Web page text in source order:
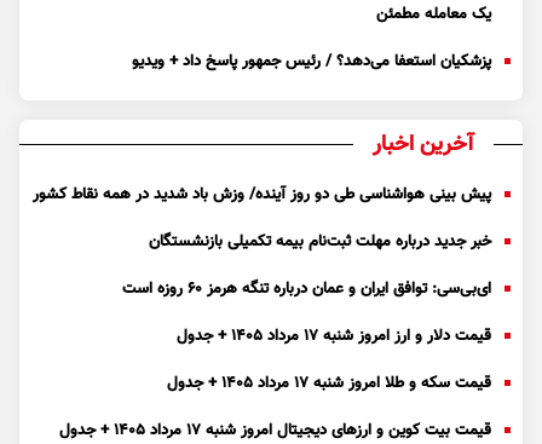
یک معامله مطمئن
پزشکیان استعفا می‌دهد؟ / رئیس جمهور پاسخ داد + ویدیو
آخرین اخبار
پیش بینی هواشناسی طی دو روز آینده/ وزش باد شدید در همه نقاط کشور
خبر جدید درباره مهلت ثبت‌نام بیمه تکمیلی بازنشستگان
ای‌بی‌سی: توافق ایران و عمان درباره تنگه هرمز ۶۰ روزه است
قیمت دلار و ارز امروز شنبه ۱۷ مرداد ۱۴۰۵ + جدول
قیمت سکه و طلا امروز شنبه ۱۷ مرداد ۱۴۰۵ + جدول
قیمت بیت کوین و ارز‌های دیجیتال امروز شنبه ۱۷ مرداد ۱۴۰۵ + جدول